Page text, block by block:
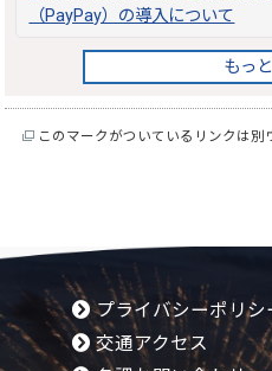
（PayPay）の導入について
もっ
このマークがついているリンクは別
プライバシーポリシ
交通アクセス